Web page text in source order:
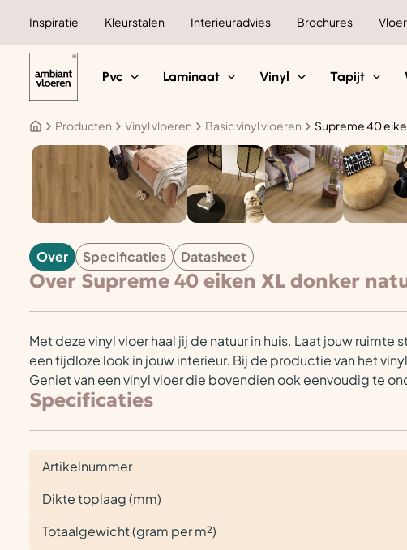
Inspiratie Kleurstalen Interieuradvies Brochures
Pvc Laminaat Vinyl Tapijt
Producten Vinyl vloeren Basic vinyl vloeren Supreme 40
VINYL
Over Specificaties Datasheet
Over Supreme 40 eiken XL donker
Met deze vinyl vloer haal jij de natuur in huis. Laat jouw
een tijdloze look in jouw interieur. Bij de productie van het
Geniet van een vinyl vloer die bovendien ook eenvoudig te
Specificaties
Artikelnummer
Dikte toplaag (mm)
Totaalgewicht (gram per m²)